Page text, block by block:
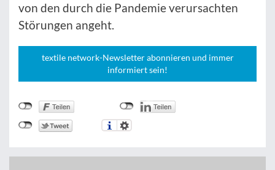
von den durch die Pandemie verursachten
Störungen angeht.
textile network-Newsletter abonnieren und immer
informiert sein!